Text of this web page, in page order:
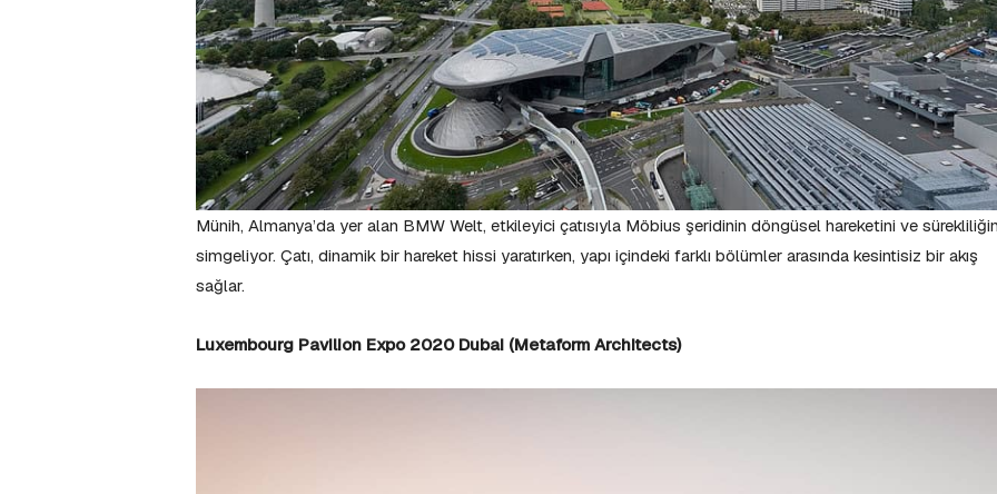
Münih, Almanya’da yer alan BMW Welt, etkileyici çatısıyla Möbius şeridinin döngüsel hareketini ve
simgeliyor. Çatı, dinamik bir hareket hissi yaratırken, yapı içindeki farklı bölümler arasında kesintisiz bir akış
sağlar.
Luxembourg Pavilion Expo 2020 Dubai (Metaform Architects)